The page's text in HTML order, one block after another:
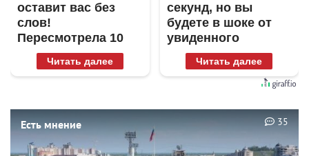
оставит вас без
слов!
Пересмотрела 10
раз
Читать далее
секунд, но вы
будете в шоке от
увиденного
Читать далее
Есть мнение 35